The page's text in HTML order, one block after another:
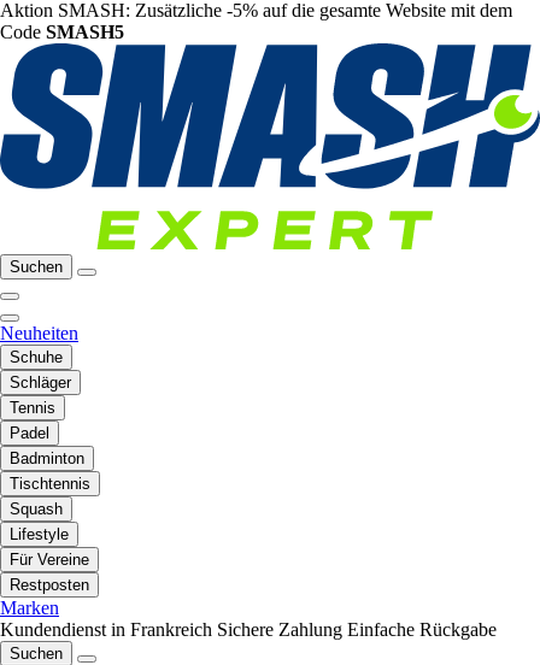
Aktion SMASH: Zusätzliche -5% auf die gesamte Website mit dem
Code SMASH5
Suchen
Neuheiten
Schuhe
Schläger
Tennis
Padel
Badminton
Tischtennis
Squash
Lifestyle
Für Vereine
Restposten
Marken
Kundendienst in Frankreich Sichere Zahlung Einfache Rückgabe
Suchen